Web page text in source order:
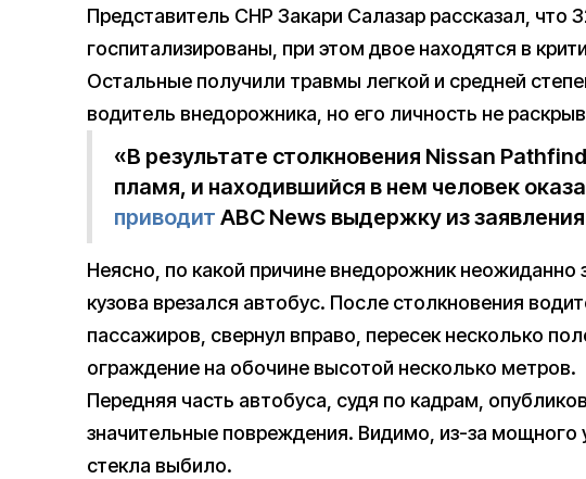
Представитель CHP Закари Салазар рассказал, что
госпитализированы, при этом двое находятся в
Остальные получили травмы легкой и средней
водитель внедорожника, но его личность не
«В результате столкновения Nissan
пламя, и находившийся в нем человек
приводит ABC News выдержку из заявления
Неясно, по какой причине внедорожник неожиданно
кузова врезался автобус. После столкновения
пассажиров, свернул вправо, пересек несколько
ограждение на обочине высотой несколько метров.
Передняя часть автобуса, судя по кадрам,
значительные повреждения. Видимо, из-за мощного
стекла выбило.